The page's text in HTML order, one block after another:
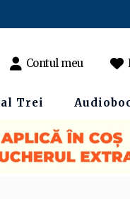
Contul meu
Trei